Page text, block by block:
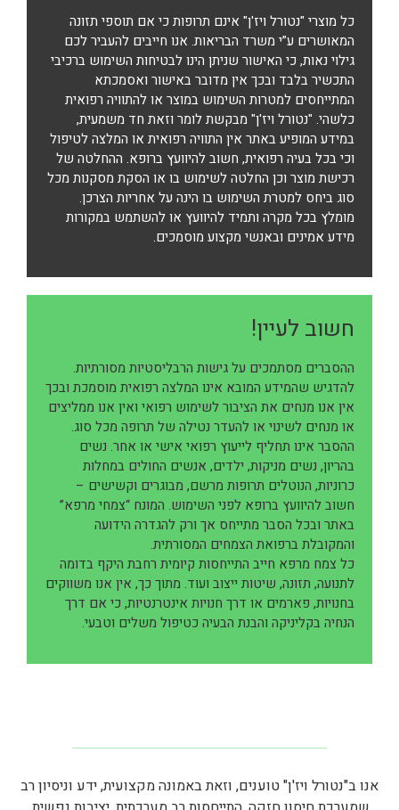
כל מוצרי "נטורל ויז'ן" אינם תרופות כי אם תוספי תזונה
המאושרים ע”י משרד הבריאות. אנו חייבים להעביר לכם
גילוי נאות, כי האישור שניתן הינו לבטיחות השימוש ברכיבי
התכשיר בלבד ובכך אין מדובר באישור ואסמכתא
המתייחסים למטרות השימוש במוצר או להתוויה רפואית
כלשהי. "נטורל ויז'ן" מבקשת לומר וזאת חד משמעית,
במידע המופיע באתר אין התוויה רפואית או המלצה לטיפול
וכי בכל בעיה רפואית, חשוב להיוועץ ברופא. ההחלטה של
רכישת מוצר וכן החלטה לשימוש בו או הסקת מסקנות מכל
סוג ביחס למטרת השימוש בו הינה על אחריות הצרכן.
מומלץ בכל מקרה ותמיד להיוועץ או להשתמש במקורות
מידע אמינים ובאנשי מקצוע מוסמכים.
חשוב לעיין!
ההסברים מסתמכים על גישות הרבליסטיות מסורתיות.
להדגיש שהמידע המובא אינו המלצה רפואית מוסמכת ובכך
אין אנו מנחים את הציבור לשימוש רפואי ואין אנו ממליצים
או מנחים לשינוי או להעדר נטילה של תרופה מכל סוג.
ההסבר אינו תחליף לייעוץ רפואי אישי או אחר. נשים
בהריון, נשים מניקות, ילדים, אנשים החולים במחלות
כרוניות, הנוטלים תרופות מרשם, מבוגרים וקשישים –
חשוב להיוועץ ברופא לפני השימוש. המונח “צמחי מרפא”
באתר ובכל הסבר מתייחס אך ורק להגדרה הידועה
והמקובלת ברפואת הצמחים המסורתית.
כל צמח מרפא חייב התייחסות קיומית רחבת היקף בדומה
לתנועה, תזונה, שיטות ייצוב ועוד. מתוך כך, אין אנו משווקים
בחנויות, פארמים או דרך חנויות אינטרנטיות, כי אם דרך
הנחיה בקליניקה והבנת הבעיה כטיפול משלים וטבעי.
אנו ב"נטורל ויז'ן" טוענים, וזאת באמונה מקצועית, ידע וניסיון רב